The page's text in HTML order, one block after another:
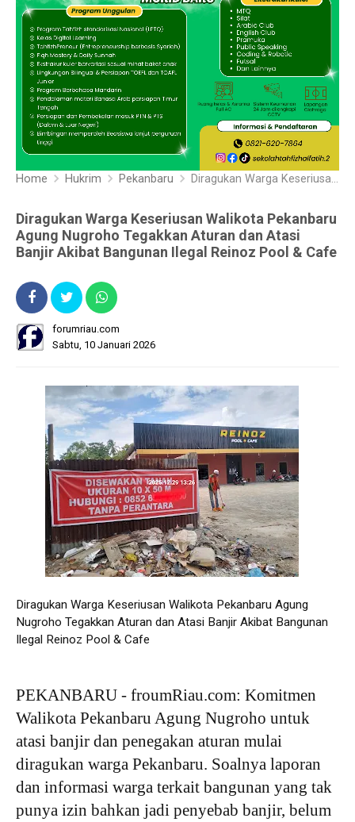
Home Hukrim Pekanbaru Diragukan Warga Keseriusan Walikota Pekanbaru Agung Nugroho Tegakkan Aturan dan Atasi Banjir Akibat Bangunan Ilegal Reinoz Pool & Cafe
Diragukan Warga Keseriusan Walikota Pekanbaru
Agung Nugroho Tegakkan Aturan dan Atasi
Banjir Akibat Bangunan Ilegal Reinoz Pool & Cafe
forumriau.com
Sabtu, 10 Januari 2026
Diragukan Warga Keseriusan Walikota Pekanbaru Agung
Nugroho Tegakkan Aturan dan Atasi Banjir Akibat Bangunan
Ilegal Reinoz Pool & Cafe
PEKANBARU - froumRiau.com: Komitmen
Walikota Pekanbaru Agung Nugroho untuk
atasi banjir dan penegakan aturan mulai
diragukan warga Pekanbaru. Soalnya laporan
dan informasi warga terkait bangunan yang tak
punya izin bahkan jadi penyebab banjir, belum